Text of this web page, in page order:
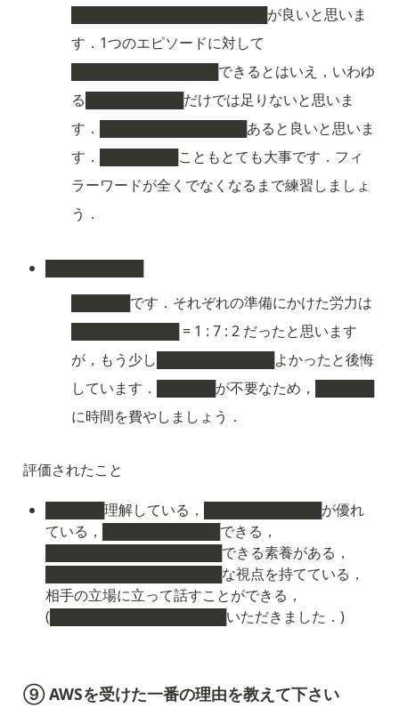
████████████████████が良いと思いま
す．1つのエピソードに対して
███████████████できるとはいえ，いわゆ
る██████████だけでは足りないと思いま
す．███████████████あると良いと思いま
す．████████こともとても大事です．フィ
ラーワードが全くでなくなるまで練習しましょ
う．
██████です．それぞれの準備にかけた労力は
███████████ = 1 : 7 : 2 だったと思います
が，もう少し████████████よかったと後悔
しています．██████が不要なため，██████
に時間を費やしましょう．
評価されたこと
██████理解している，████████████が優れ
ている，████████████できる，
██████████████████できる素養がある，
██████████████████な視点を持てている，
相手の立場に立って話すことができる，
(██████████████████いただきました．)
⑨ AWSを受けた一番の理由を教えて下さい